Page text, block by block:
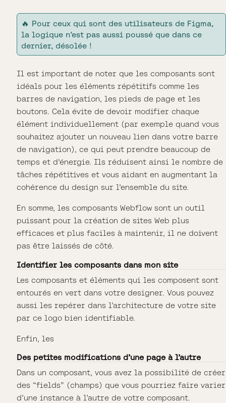
🔥 Pour ceux qui sont des utilisateurs de Figma,
la logique n’est pas aussi poussé que dans ce
dernier, désolée !
Il est important de noter que les composants sont
idéals pour les éléments répétitifs comme les
barres de navigation, les pieds de page et les
boutons. Cela évite de devoir modifier chaque
élément individuellement (par exemple quand vous
souhaitez ajouter un nouveau lien dans votre barre
de navigation), ce qui peut prendre beaucoup de
temps et d'énergie. Ils réduisent ainsi le nombre de
tâches répétitives et vous aidant en augmentant la
cohérence du design sur l'ensemble du site.
En somme, les composants Webflow sont un outil
puissant pour la création de sites Web plus
efficaces et plus faciles à maintenir, il ne doivent
pas être laissés de côté.
Identifier les composants dans mon site
Les composants et éléments qui les composent sont
entourés en vert dans votre designer. Vous pouvez
aussi les repérer dans l’architecture de votre site
par ce logo bien identifiable.
Enfin, les
Des petites modifications d’une page à l’autre
Dans un composant, vous avez la possibilité de créer
des “fields” (champs) que vous pourriez faire varier
d’une instance à l’autre de votre composant.